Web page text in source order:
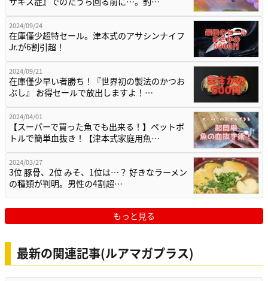
2024/09/24
在庫僅少超特セール。津本式のアサシンナイフ
Jr.が6割引超！
2024/09/21
在庫僅少早い者勝ち！『世界初の製法のかつお
ぶし』 お得セールで放出しますよ！…
2024/04/01
【スーパーで買った魚でも出来る！】ペットボ
トルで簡単血抜き！【津本式家庭用魚…
2024/03/27
3位 豚骨、2位 みそ、1位は…？ 好きなラーメン
の種類が判明。男性の4割超…
もっと見る
最新の関連記事(ルアマガプラス)